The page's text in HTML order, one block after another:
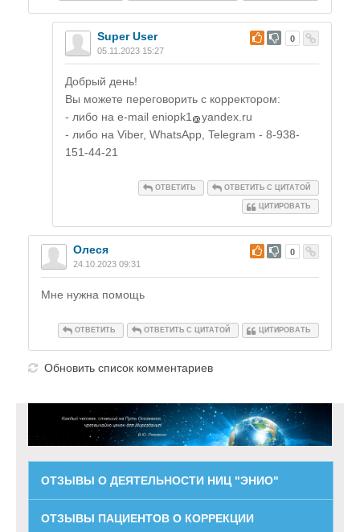
# 0
Super User
05.11.2023 15:27
Добрый день!
Вы можете переговорить с корректором:
- либо на e-mail eniopk1
yandex.ru
- либо на Viber, WhatsApp, Telegram - 8-938-
151-44-21
ОТВЕТИТЬ ОТВЕТИТЬ С ЦИТАТОЙ
ЦИТИРОВАТЬ
# 0
Олеся
24.10.2023 09:31
Мне нужна помощь
ОТВЕТИТЬ ОТВЕТИТЬ С ЦИТАТОЙ ЦИТИРОВАТЬ
Обновить список комментариев
ОТЗЫВЫ О ДЕЯТЕЛЬНОСТИ НИЦ "ЭНИО"
ОТЗЫВЫ ПАЦИЕНТОВ О КОРРЕКЦИИ